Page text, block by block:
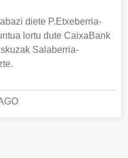
diete P.Etxeberria-
lortu dute CaixaBank
Salaberria-